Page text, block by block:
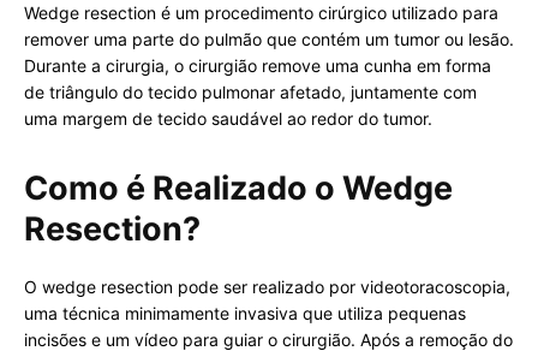
Wedge resection é um procedimento cirúrgico utilizado para
remover uma parte do pulmão que contém um tumor ou lesão.
Durante a cirurgia, o cirurgião remove uma cunha em forma
de triângulo do tecido pulmonar afetado, juntamente com
uma margem de tecido saudável ao redor do tumor.
Como é Realizado o Wedge
Resection?
O wedge resection pode ser realizado por videotoracoscopia,
uma técnica minimamente invasiva que utiliza pequenas
incisões e um vídeo para guiar o cirurgião. Após a remoção do